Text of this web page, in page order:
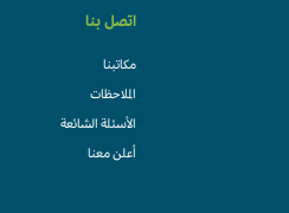
اتصل بنا
مكاتبنا
الملاحظات
الأسئلة الشائعة
أعلن معنا